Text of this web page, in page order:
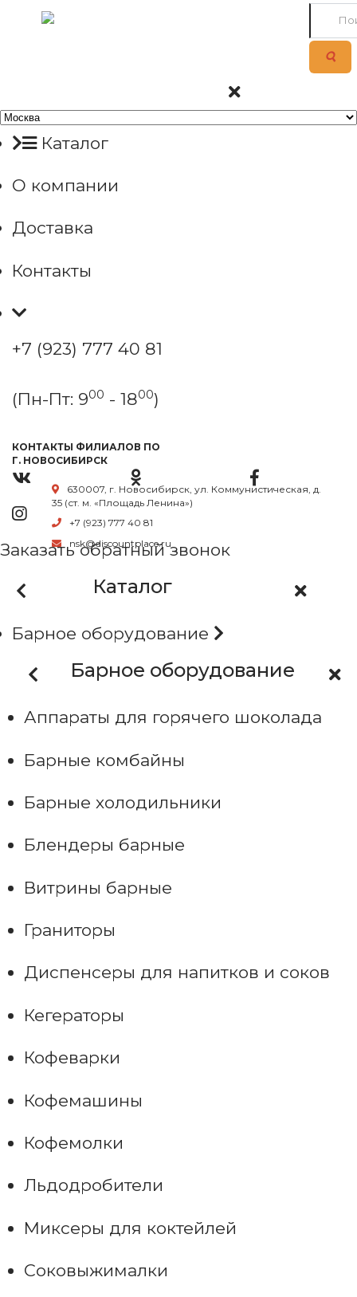
Каталог
О компании
Доставка
Контакты
+7 (923) 777 40 81
(Пн-Пт: 900 - 1800)
КОНТАКТЫ ФИЛИАЛОВ ПО
Г. НОВОСИБИРСК
630007, г. Новосибирск, ул. Коммунистическая, д.
35 (ст. м. «Площадь Ленина»)
+7 (923) 777 40 81
nsk@discountplace.ru
Заказать обратный звонок
Каталог
Барное оборудование
Барное оборудование
Аппараты для горячего шоколада
Барные комбайны
Барные холодильники
Блендеры барные
Витрины барные
Граниторы
Диспенсеры для напитков и соков
Кегераторы
Кофеварки
Кофемашины
Кофемолки
Льдодробители
Миксеры для коктейлей
Соковыжималки